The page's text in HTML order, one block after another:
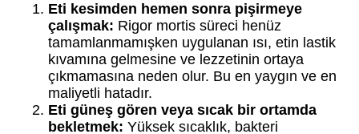
Eti kesimden hemen sonra pişirmeye
çalışmak: Rigor mortis süreci henüz
tamamlanmamışken uygulanan ısı, etin lastik
kıvamına gelmesine ve lezzetinin ortaya
çıkmamasına neden olur. Bu en yaygın ve en
maliyetli hatadır.
Eti güneş gören veya sıcak bir ortamda
bekletmek: Yüksek sıcaklık, bakteri